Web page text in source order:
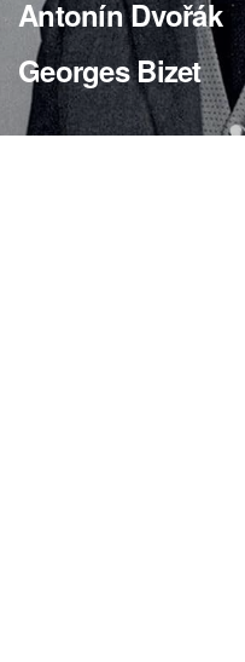
Antonín Dvořák
Georges Bizet